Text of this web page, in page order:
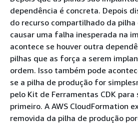
dependência é concreta. Depois
do recurso compartilhado da
causar uma falha inesperada na
acontece se houver outra
pilhas que as força a serem
ordem. Isso também pode
se a pilha de produção for
pelo Kit de Ferramentas CDK
primeiro. A AWS CloudFormation
removida da pilha de produção